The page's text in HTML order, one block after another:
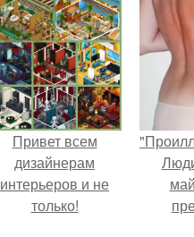
практичное.
Привет всем
дизайнерам
интерьеров и не
только!